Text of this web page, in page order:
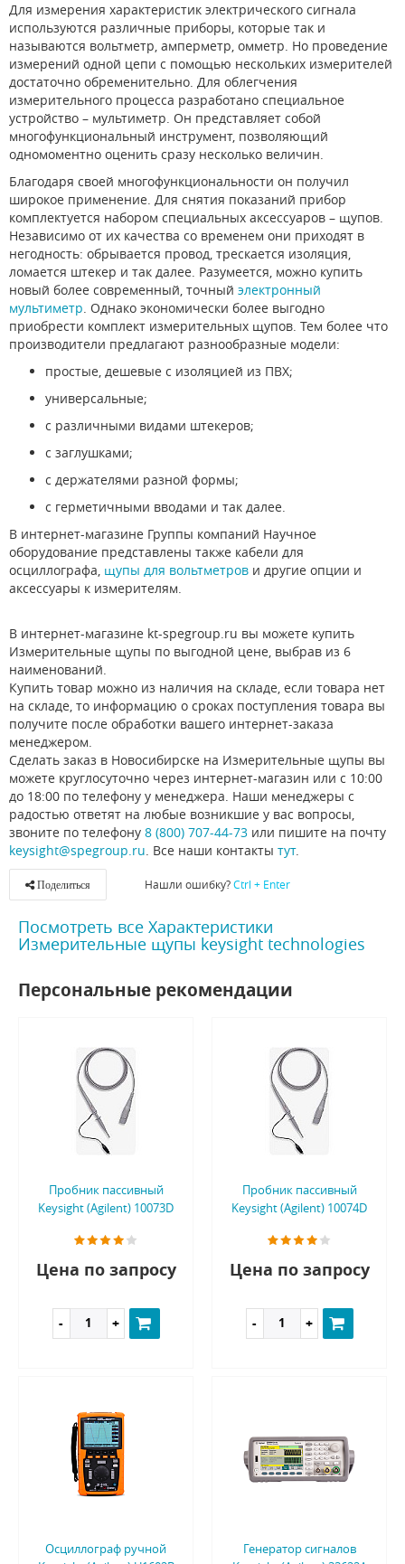
Для измерения характеристик электрического сигнала
используются различные приборы, которые так и
называются вольтметр, амперметр, омметр. Но проведение
измерений одной цепи с помощью нескольких измерителей
достаточно обременительно. Для облегчения
измерительного процесса разработано специальное
устройство – мультиметр. Он представляет собой
многофункциональный инструмент, позволяющий
одномоментно оценить сразу несколько величин.
Благодаря своей многофункциональности он получил
широкое применение. Для снятия показаний прибор
комплектуется набором специальных аксессуаров – щупов.
Независимо от их качества со временем они приходят в
негодность: обрывается провод, трескается изоляция,
ломается штекер и так далее. Разумеется, можно купить
новый более современный, точный электронный
мультиметр. Однако экономически более выгодно
приобрести комплект измерительных щупов. Тем более что
производители предлагают разнообразные модели:
простые, дешевые с изоляцией из ПВХ;
универсальные;
с различными видами штекеров;
с заглушками;
с держателями разной формы;
с герметичными вводами и так далее.
В интернет-магазине Группы компаний Научное
оборудование представлены также кабели для
осциллографа, щупы для вольтметров и другие опции и
аксессуары к измерителям.
В интернет-магазине kt-spegroup.ru вы можете купить
Измерительные щупы по выгодной цене, выбрав из 6
наименований.
Купить товар можно из наличия на складе, если товара нет
на складе, то информацию о сроках поступления товара вы
получите после обработки вашего интернет-заказа
менеджером.
Сделать заказ в Новосибирске на Измерительные щупы вы
можете круглосуточно через интернет-магазин или с 10:00
до 18:00 по телефону у менеджера. Наши менеджеры с
радостью ответят на любые возникшие у вас вопросы,
звоните по телефону 8 (800) 707-44-73 или пишите на почту
keysight@spegroup.ru. Все наши контакты тут.
Поделиться Нашли ошибку?Ctrl + Enter
Посмотреть все Характеристики
Измерительные щупы keysight technologies
Персональные рекомендации
Пробник пассивный
Keysight (Agilent) 10073D
Цена по запросу
Пробник пассивный
Keysight (Agilent) 10074D
Цена по запросу
Осциллограф ручной
Генератор сигналов